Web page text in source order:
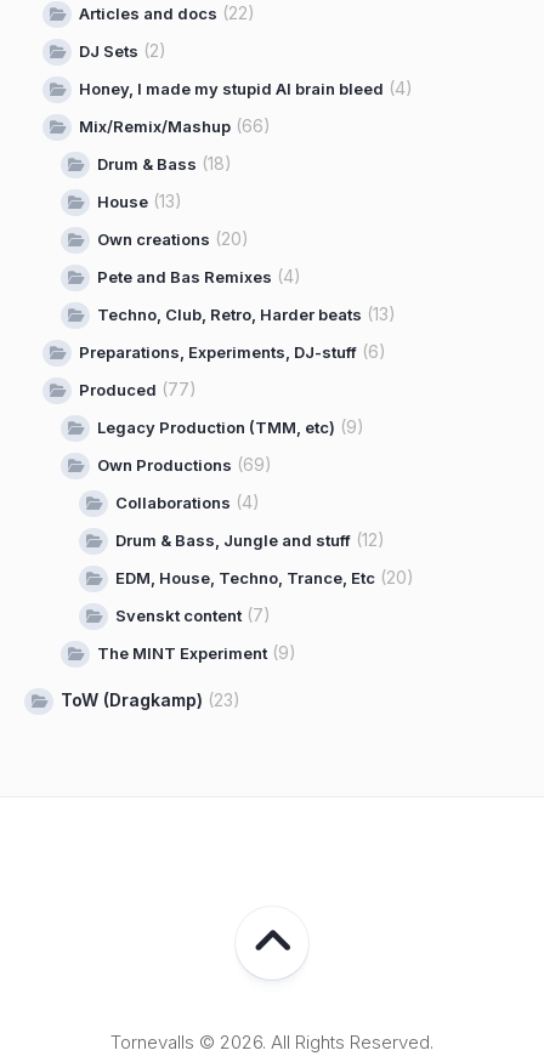
Articles and docs (22)
DJ Sets (2)
Honey, I made my stupid AI brain bleed (4)
Mix/Remix/Mashup (66)
Drum & Bass (18)
House (13)
Own creations (20)
Pete and Bas Remixes (4)
Techno, Club, Retro, Harder beats (13)
Preparations, Experiments, DJ-stuff (6)
Produced (77)
Legacy Production (TMM, etc) (9)
Own Productions (69)
Collaborations (4)
Drum & Bass, Jungle and stuff (12)
EDM, House, Techno, Trance, Etc (20)
Svenskt content (7)
The MINT Experiment (9)
ToW (Dragkamp) (23)
Tornevalls © 2026. All Rights Reserved.